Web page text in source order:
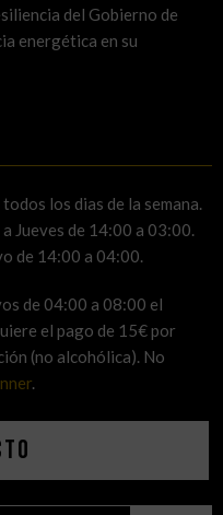
del Gobierno de
energética en su
los dias de la semana.
Jueves de 14:00 a 03:00.
de 14:00 a 04:00.
de 04:00 a 08:00 el
el pago de 15€ por
(no alcohólica). No
.